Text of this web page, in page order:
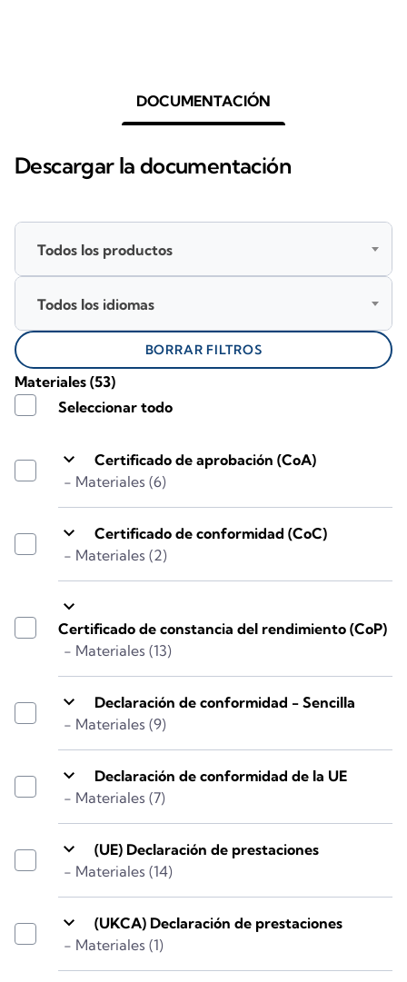
DOCUMENTACIÓN
Descargar la documentación
keyboard_arrow_down
Certificado de aprobación (CoA)
- Materiales (6)
keyboard_arrow_down
Certificado de conformidad (CoC)
- Materiales (2)
keyboard_arrow_down
Certificado de constancia del rendimiento (CoP)
- Materiales (13)
keyboard_arrow_down
Declaración de conformidad - Sencilla
- Materiales (9)
keyboard_arrow_down
Declaración de conformidad de la UE
- Materiales (7)
keyboard_arrow_down
(UE) Declaración de prestaciones
- Materiales (14)
keyboard_arrow_down
(UKCA) Declaración de prestaciones
- Materiales (1)
Materiales (53)
Seleccionar todo
Todos los productos
Todos los idiomas
BORRAR FILTROS